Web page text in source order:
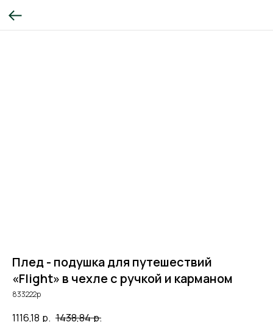
Плед - подушка для путешествий
«Flight» в чехле с ручкой и карманом
833222p
1116,18 р. 1438,84р.